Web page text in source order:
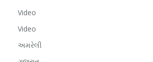
Video
Video
અમરેલી